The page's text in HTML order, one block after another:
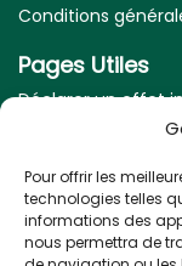
Pour offrir les
technologies telles
informations des
nous permettra de
Conditions
Pages Utiles
Déclarer un effet
Nos
Adresse :
5 Allée des frères